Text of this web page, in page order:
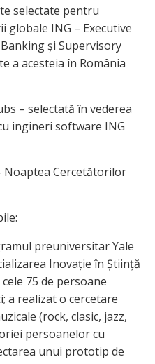
selectate pentru
globale ING – Executive
și Supervisory
a acesteia în România
– selectată în vederea
ingineri software ING
Noaptea Cercetătorilor
preuniversitar Yale
Inovație în Știință
75 de persoane
a realizat o cercetare
(rock, clasic, jazz,
persoanelor cu
unui prototip de